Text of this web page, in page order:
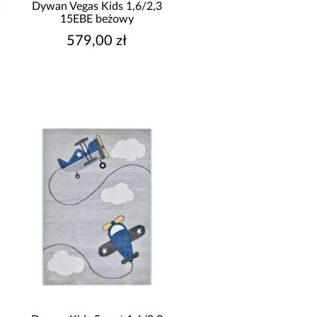
Dywan Vegas Kids 1,6/2,3
15EBE beżowy
579,00 zł